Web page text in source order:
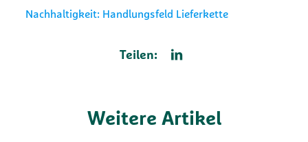
Nachhaltigkeit: Handlungsfeld Lieferkette
Teilen:
Weitere Artikel